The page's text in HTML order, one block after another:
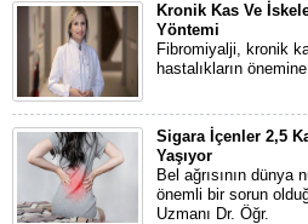
Kronik Kas Ve
Yöntemi
Fibromiyalji, kronik
hastalıkların
Sigara İçenler 2,5
Yaşıyor
Bel ağrısının dünya
önemli bir sorun
Uzmanı Dr. Öğr.